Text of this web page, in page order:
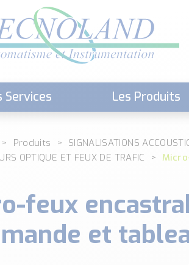
Services Les Produits
Produits SIGNALISATIONS
OPTIQUE ET FEUX DE TRAFIC
feux
et